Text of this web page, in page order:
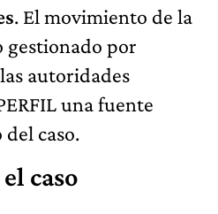
. El movimiento de la
gestionado por
autoridades
una fuente
caso.
caso